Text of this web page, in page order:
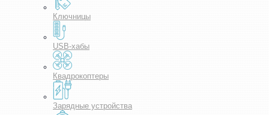
Ключницы
USB-хабы
Квадрокоптеры
Зарядные устройства